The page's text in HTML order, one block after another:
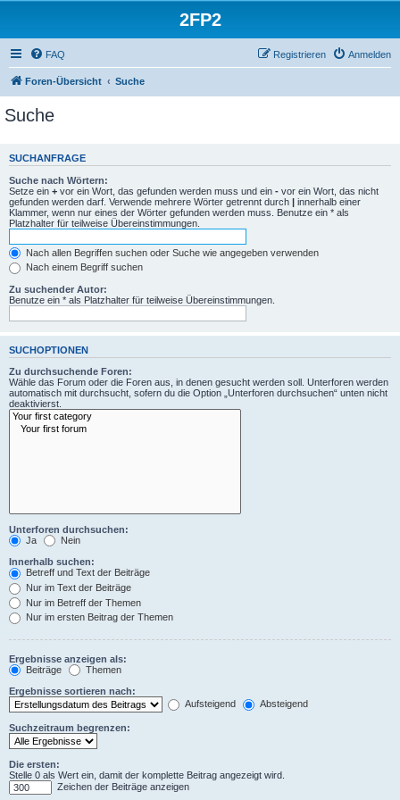
2FP2
FAQ Anmelden
Registrieren
Foren-Übersicht Suche
Suche
SUCHANFRAGE
Suche nach Wörtern:
Setze ein + vor ein Wort, das gefunden werden muss und ein - vor ein Wort, das nicht
gefunden werden darf. Verwende mehrere Wörter getrennt durch | innerhalb einer
Klammer, wenn nur eines der Wörter gefunden werden muss. Benutze ein * als
Platzhalter für teilweise Übereinstimmungen.
Nach allen Begriffen suchen oder Suche wie angegeben verwenden
Nach einem Begriff suchen
Zu suchender Autor:
Benutze ein * als Platzhalter für teilweise Übereinstimmungen.
SUCHOPTIONEN
Zu durchsuchende Foren:
Wähle das Forum oder die Foren aus, in denen gesucht werden soll. Unterforen werden
automatisch mit durchsucht, sofern du die Option „Unterforen durchsuchen“ unten nicht
deaktivierst.
Unterforen durchsuchen:
Ja
Nein
Innerhalb suchen:
Betreff und Text der Beiträge
Nur im Text der Beiträge
Nur im Betreff der Themen
Nur im ersten Beitrag der Themen
Ergebnisse anzeigen als:
Beiträge
Themen
Ergebnisse sortieren nach:
Aufsteigend
Absteigend
Suchzeitraum begrenzen:
Die ersten:
Stelle 0 als Wert ein, damit der komplette Beitrag angezeigt wird.
Zeichen der Beiträge anzeigen